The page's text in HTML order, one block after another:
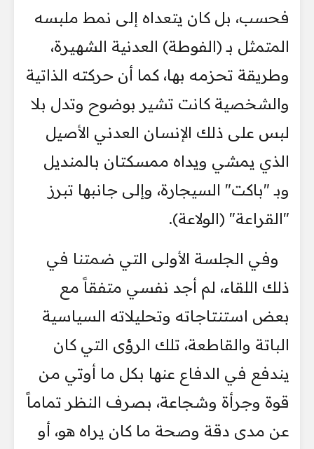
فحسب، بل كان يتعداه إلى نمط ملبسه
المتمثل بـ (الفوطة) العدنية الشهيرة،
وطريقة تحزمه بها، كما أن حركته الذاتية
والشخصية كانت تشير بوضوح وتدل بلا
لبس على ذلك الإنسان العدني الأصيل
الذي يمشي ويداه ممسكتان بالمنديل
وبـ "باكت" السيجارة، وإلى جانبها تبرز
"القراعة" (الولاعة).
وفي الجلسة الأولى التي ضمتنا في
ذلك اللقاء، لم أجد نفسي متفقاً مع
بعض استنتاجاته وتحليلاته السياسية
الباتة والقاطعة، تلك الرؤى التي كان
يندفع في الدفاع عنها بكل ما أوتي من
قوة وجرأة وشجاعة، بصرف النظر تماماً
عن مدى دقة وصحة ما كان يراه هو، أو